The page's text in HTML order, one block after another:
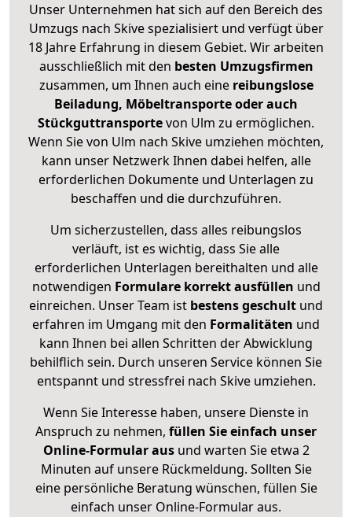
Unser Unternehmen hat sich auf den Bereich des
Umzugs nach Skive spezialisiert und verfügt über
18 Jahre Erfahrung in diesem Gebiet. Wir arbeiten
ausschließlich mit den besten Umzugsfirmen
zusammen, um Ihnen auch eine reibungslose
Beiladung, Möbeltransporte oder auch
Stückguttransportevon Ulm zu ermöglichen.
Wenn Sie von Ulm nach Skive umziehen möchten,
kann unser Netzwerk Ihnen dabei helfen, alle
erforderlichen Dokumente und Unterlagen zu
beschaffen und die durchzuführen.
Um sicherzustellen, dass alles reibungslos
verläuft, ist es wichtig, dass Sie alle
erforderlichen Unterlagen bereithalten und alle
notwendigen Formulare korrekt ausfüllen und
einreichen. Unser Team ist bestens geschult und
erfahren im Umgang mit den Formalitäten und
kann Ihnen bei allen Schritten der Abwicklung
behilflich sein. Durch unseren Service können Sie
entspannt und stressfrei nach Skive umziehen.
Wenn Sie Interesse haben, unsere Dienste in
Anspruch zu nehmen, füllen Sie einfach unser
Online-Formular ausund warten Sie etwa 2
Minuten auf unsere Rückmeldung. Sollten Sie
eine persönliche Beratung wünschen, füllen Sie
einfach unser Online-Formular aus.